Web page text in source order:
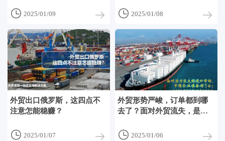
 2025/01/09  2025/01/08
外贸出口俄罗斯，这四点不
注意怎能稳赚？
 2025/01/07
外贸形势严峻，订单都到哪
去了？面对外贸流失，是困
 2025/01/06